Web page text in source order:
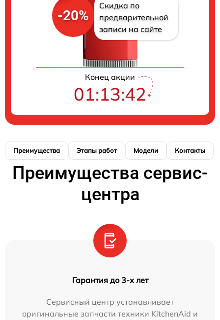
-20%
Скидка по
предварительной
записи на сайте
Конец акции
01:13:41
Преимущества Этапы работ Модели Контакты
Преимущества сервис-
центра
Гарантия до 3-х лет
Сервисный центр устанавливает
оригинальные запчасти техники KitchenAid и